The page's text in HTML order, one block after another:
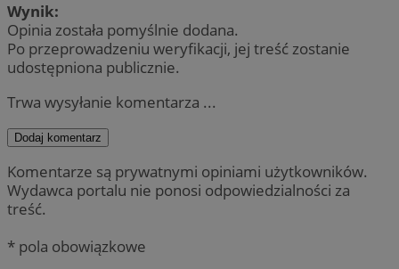
Wynik:
Opinia została pomyślnie dodana.
Po przeprowadzeniu weryfikacji, jej treść zostanie
udostępniona publicznie.
Trwa wysyłanie komentarza ...
Dodaj komentarz
Komentarze są prywatnymi opiniami użytkowników.
Wydawca portalu nie ponosi odpowiedzialności za
treść.
* pola obowiązkowe